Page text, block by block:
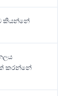
කියන්නේ
කරන්නේ